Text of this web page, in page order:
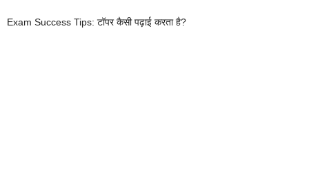
Exam Success Tips: टॉपर कैसी पढ़ाई करता है?